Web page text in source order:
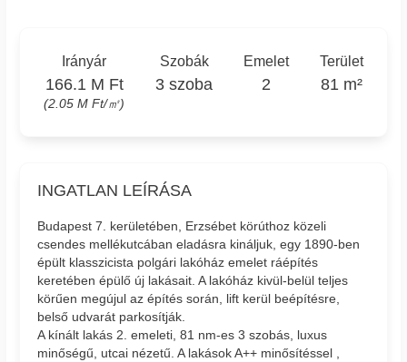
Irányár
166.1 M Ft
(2.05 M Ft/㎡)
Szobák
3 szoba
Emelet
2
Terület
81 m²
INGATLAN LEÍRÁSA
Budapest 7. kerületében, Erzsébet körúthoz közeli
csendes mellékutcában eladásra kináljuk, egy 1890-ben
épült klasszicista polgári lakóház emelet ráépítés
keretében épülő új lakásait. A lakóház kivül-belül teljes
körűen megújul az építés során, lift kerül beépítésre,
belső udvarát parkosítják.
A kínált lakás 2. emeleti, 81 nm-es 3 szobás, luxus
minőségű, utcai nézetű. A lakások A++ minősítéssel ,